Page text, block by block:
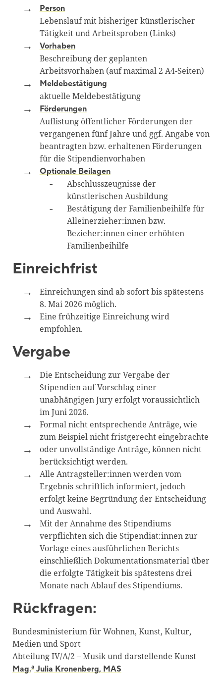
Person
Lebenslauf mit bisheriger künstlerischer
Tätigkeit und Arbeitsproben (Links)
Vorhaben
Beschreibung der geplanten
Arbeitsvorhaben (auf maximal 2 A4-Seiten)
Meldebestätigung
aktuelle Meldebestätigung
Förderungen
Auflistung öffentlicher Förderungen der
vergangenen fünf Jahre und ggf. Angabe von
beantragten bzw. erhaltenen Förderungen
für die Stipendienvorhaben
Optionale Beilagen
Abschlusszeugnisse der
künstlerischen Ausbildung
Bestätigung der Familienbeihilfe für
Alleinerzieher:innen bzw.
Bezieher:innen einer erhöhten
Familienbeihilfe
Einreichfrist
Einreichungen sind ab sofort bis spätestens
8. Mai 2026 möglich.
Eine frühzeitige Einreichung wird
empfohlen.
Vergabe
Die Entscheidung zur Vergabe der
Stipendien auf Vorschlag einer
unabhängigen Jury erfolgt voraussichtlich
im Juni 2026.
Formal nicht entsprechende Anträge, wie
zum Beispiel nicht fristgerecht eingebrachte
oder unvollständige Anträge, können nicht
berücksichtigt werden.
Alle Antragsteller:innen werden vom
Ergebnis schriftlich informiert, jedoch
erfolgt keine Begründung der Entscheidung
und Auswahl.
Mit der Annahme des Stipendiums
verpflichten sich die Stipendiat:innen zur
Vorlage eines ausführlichen Berichts
einschließlich Dokumentationsmaterial über
die erfolgte Tätigkeit bis spätestens drei
Monate nach Ablauf des Stipendiums.
Rückfragen:
Bundesministerium für Wohnen, Kunst, Kultur,
Medien und Sport
Abteilung IV/A/2 – Musik und darstellende Kunst
Mag.aJulia Kronenberg, MAS